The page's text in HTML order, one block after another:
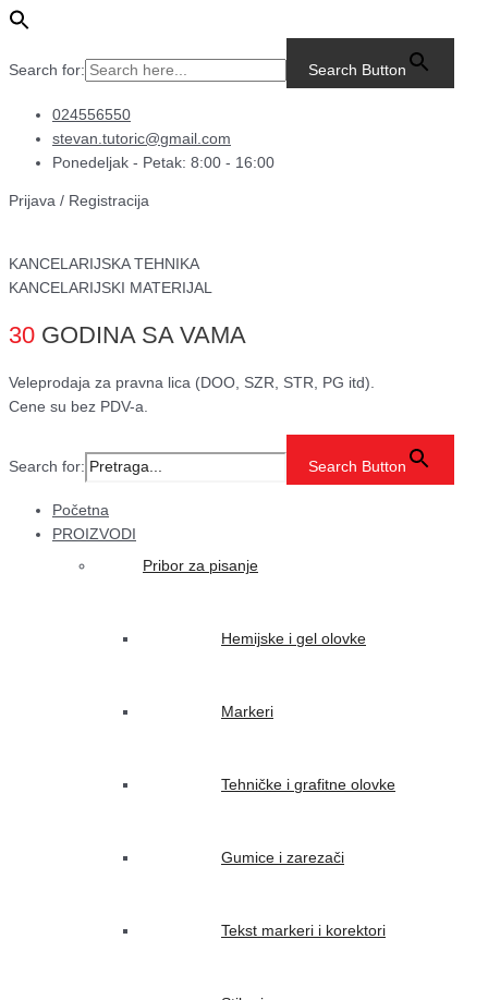
Search for: Search Button
Pređi
024556550
stevan.tutoric@gmail.com
Ponedeljak - Petak: 8:00 - 16:00
Prijava / Registracija
KANCELARIJSKA TEHNIKA
KANCELARIJSKI MATERIJAL
30 GODINA SA VAMA
Veleprodaja za pravna lica (DOO, SZR, STR, PG itd).
Cene su bez PDV-a.
Search for: Search Button
Main
Menu
Početna
PROIZVODI
Pribor za pisanje
Hemijske i gel olovke
Markeri
Tehničke i grafitne olovke
Gumice i zarezači
Tekst markeri i korektori
XSB-
R7
olovka,
Uni-